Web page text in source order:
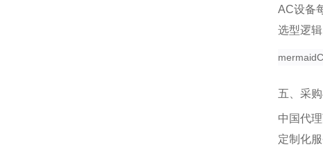
AC设备
选型逻辑
五、采
中国代
定制化